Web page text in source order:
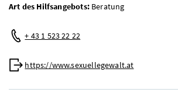
Art des Hilfsangebots:Beratung
+ 43 1 523 22 22
https://www.sexuellegewalt.at